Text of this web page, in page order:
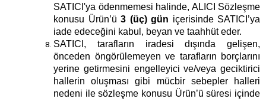
SATICI'ya ödenmemesi halinde, ALICI Sözleşme
konusu Ürün’ü 3 (üç) gün içerisinde SATICI’ya
iade edeceğini kabul, beyan ve taahhüt eder.
SATICI, tarafların iradesi dışında gelişen,
önceden öngörülemeyen ve tarafların borçlarını
yerine getirmesini engelleyici ve/veya geciktirici
hallerin oluşması gibi mücbir sebepler halleri
nedeni ile sözleşme konusu Ürün’ü süresi içinde